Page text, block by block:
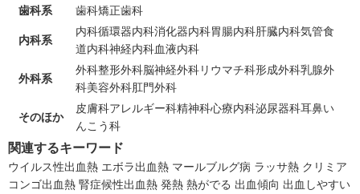
歯科系 歯科矯正歯科
内科系
内科循環器内科消化器内科胃腸内科肝臓内科気管食
道内科神経内科血液内科
外科系
外科整形外科脳神経外科リウマチ科形成外科乳腺外
科美容外科肛門外科
そのほか
皮膚科アレルギー科精神科心療内科泌尿器科耳鼻い
んこう科
関連するキーワード
ウイルス性出血熱 エボラ出血熱 マールブルグ病 ラッサ熱 クリミア
コンゴ出血熱 腎症候性出血熱 発熱 熱がでる 出血傾向 出血しやすい